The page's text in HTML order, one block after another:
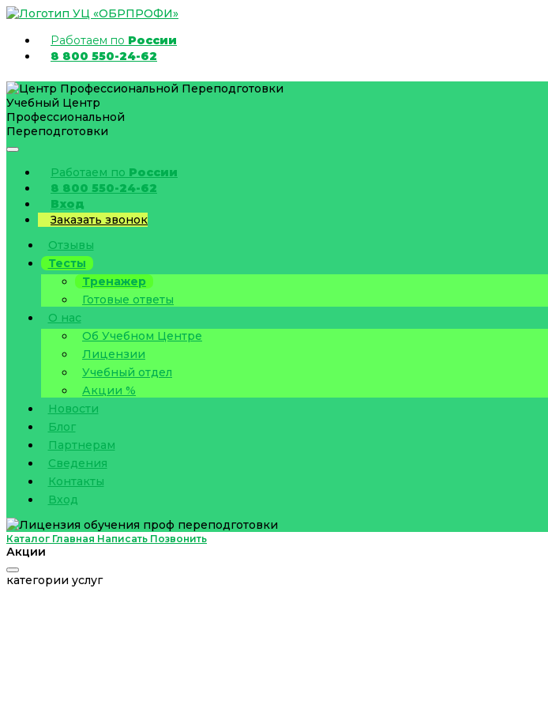
Работаем по России
8 800 550-24-62
Учебный Центр
Профессиональной
Переподготовки
Работаем по России
8 800 550-24-62
Вход
Заказать звонок
Отзывы
Тесты
Тренажер
Готовые ответы
О нас
Об Учебном Центре
Лицензии
Учебный отдел
Акции %
Новости
Блог
Партнерам
Сведения
Контакты
Вход
Каталог Главная Написать Позвонить
Акции
категории услуг